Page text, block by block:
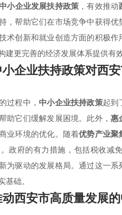
中小企业发展扶持政策 ，有效推动
，帮助它们在市场竞争中获得
术创新和就业创造方面的积极
建更完善的经济发展体系提供有
企业扶持政策对西
过程中， 中小企业扶持政策起到
助它们缓解发展困境。此外， 惠
业环境的优化。随着优势产业聚
政府的有力措施，包括税收减
为驱动的发展格局。通过这一
础。
西安市高质量发展